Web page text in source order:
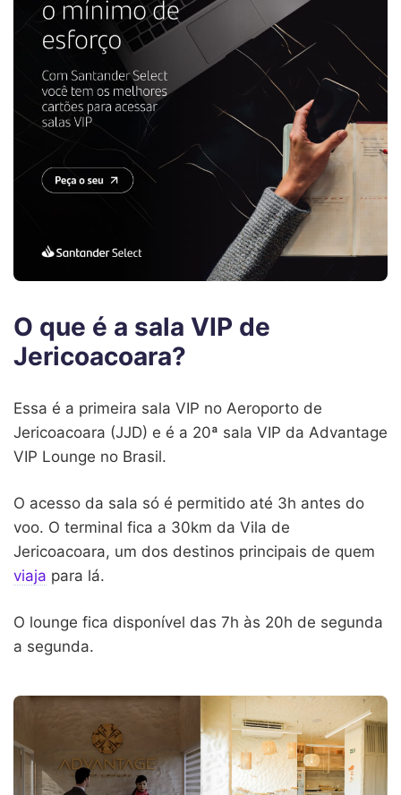
O que é a sala VIP de
Jericoacoara?
Essa é a primeira sala VIP no Aeroporto de
Jericoacoara (JJD) e é a 20ª sala VIP da Advantage
VIP Lounge no Brasil.
O acesso da sala só é permitido até 3h antes do
voo. O terminal fica a 30km da Vila de
Jericoacoara, um dos destinos principais de quem
viaja para lá.
O lounge fica disponível das 7h às 20h de segunda
a segunda.